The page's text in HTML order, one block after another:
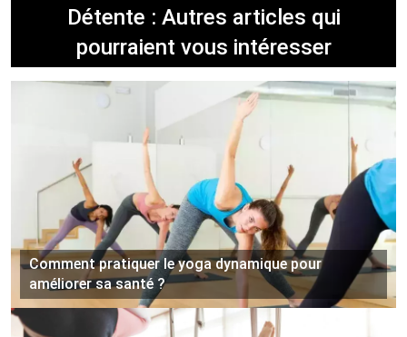
Détente : Autres articles qui
pourraient vous intéresser
Comment pratiquer le yoga dynamique pour
améliorer sa santé ?